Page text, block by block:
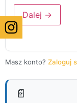
Dalej →
Masz konto? Zaloguj
📄